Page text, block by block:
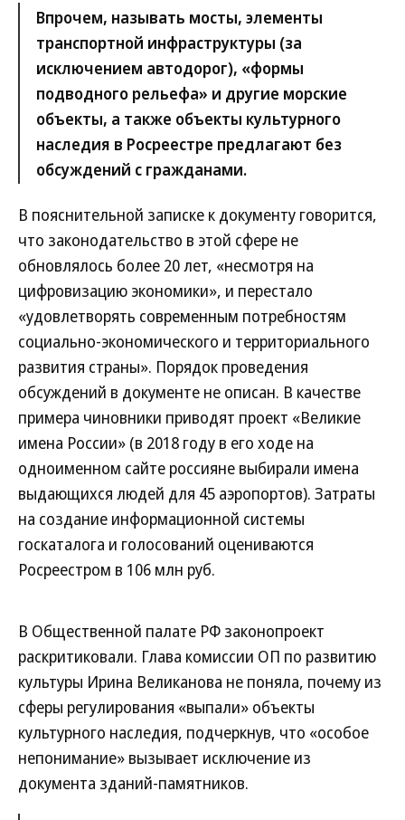
Впрочем, называть мосты, элементы
транспортной инфраструктуры (за
исключением автодорог), «формы
подводного рельефа» и другие морские
объекты, а также объекты культурного
наследия в Росреестре предлагают без
обсуждений с гражданами.
В пояснительной записке к документу говорится,
что законодательство в этой сфере не
обновлялось более 20 лет, «несмотря на
цифровизацию экономики», и перестало
«удовлетворять современным потребностям
социально-экономического и территориального
развития страны». Порядок проведения
обсуждений в документе не описан. В качестве
примера чиновники приводят проект «Великие
имена России» (в 2018 году в его ходе на
одноименном сайте россияне выбирали имена
выдающихся людей для 45 аэропортов). Затраты
на создание информационной системы
госкаталога и голосований оцениваются
Росреестром в 106 млн руб.
В Общественной палате РФ законопроект
раскритиковали. Глава комиссии ОП по развитию
культуры Ирина Великанова не поняла, почему из
сферы регулирования «выпали» объекты
культурного наследия, подчеркнув, что «особое
непонимание» вызывает исключение из
документа зданий-памятников.